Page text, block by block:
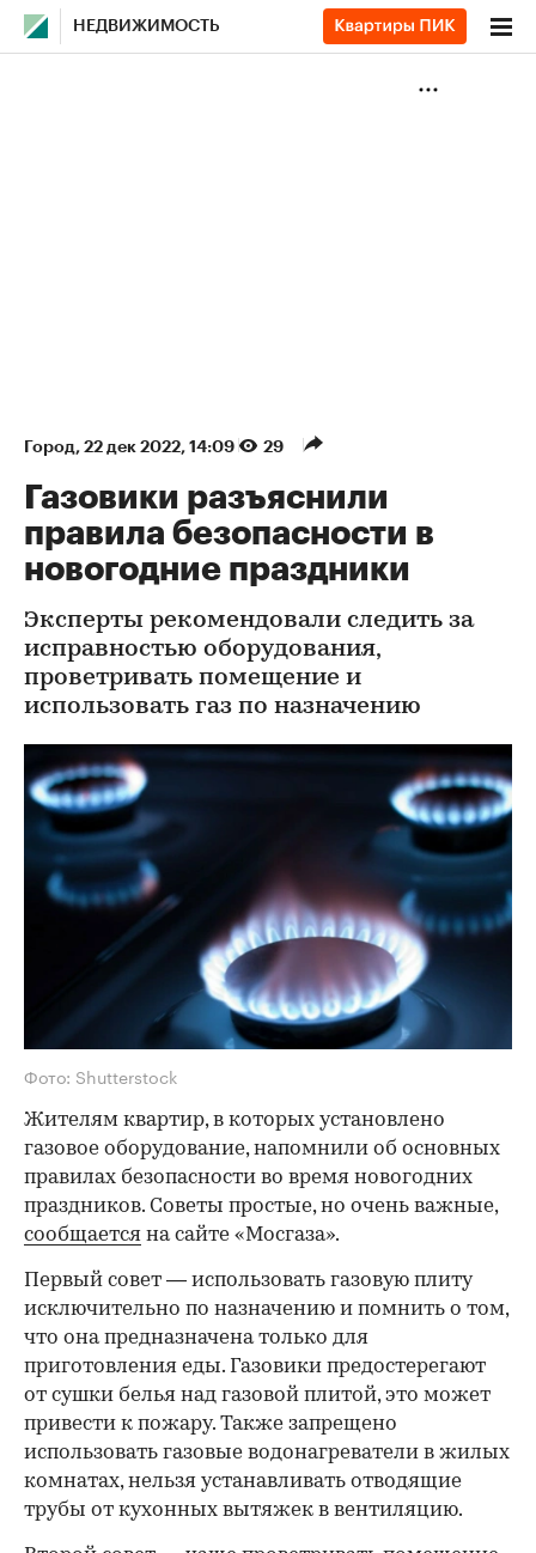
НЕДВИЖИМОСТЬ
Город⁠, 22 дек 2022, 14:09 29
Газовики разъяснили
правила безопасности в
новогодние праздники
Эксперты рекомендовали следить за
исправностью оборудования,
проветривать помещение и
использовать газ по назначению
Фото: Shutterstock
Жителям квартир, в которых установлено
газовое оборудование, напомнили об основных
правилах безопасности во время новогодних
праздников. Советы простые, но очень важные,
сообщается на сайте «Мосгаза».
Первый совет — использовать газовую плиту
исключительно по назначению и помнить о том,
что она предназначена только для
приготовления еды. Газовики предостерегают
от сушки белья над газовой плитой, это может
привести к пожару. Также запрещено
использовать газовые водонагреватели в жилых
комнатах, нельзя устанавливать отводящие
трубы от кухонных вытяжек в вентиляцию.